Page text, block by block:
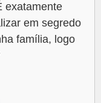
exatamente
em segredo
família, logo